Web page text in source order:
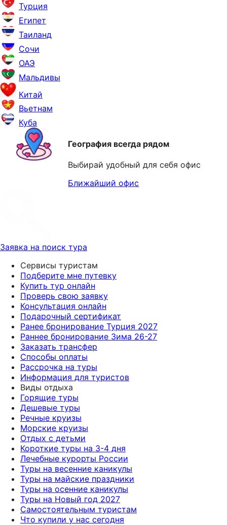
Турция
Египет
Таиланд
Сочи
ОАЭ
Мальдивы
Китай
Вьетнам
Куба
География всегда рядом
Выбирай удобный для себя офис
Ближайший офис
Заявка на поиск тура
Сервисы туристам
Подберите мне путевку
Купить тур онлайн
Проверь свою заявку
Консультация онлайн
Подарочный сертификат
Ранее бронирование Турция 2027
Раннее бронирование Зима 26-27
Заказать трансфер
Способы оплаты
Рассрочка на туры
Информация для туристов
Виды отдыха
Горящие туры
Дешевые туры
Речные круизы
Морские круизы
Отдых с детьми
Короткие туры на 3-4 дня
Лечебные курорты России
Туры на весенние каникулы
Туры на майские праздники
Туры на осенние каникулы
Туры на Новый год 2027
Самостоятельным туристам
Что купили у нас сегодня